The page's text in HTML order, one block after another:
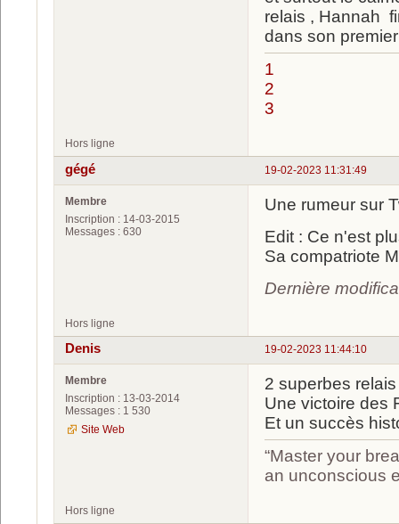
relais , Hannah
dans son
1
2
3
Hors ligne
19-02-2023 11:31:49
gégé
Membre
Inscription : 14-03-2015
Messages : 630
Une rumeur sur
Edit : Ce n'est
Sa compatriote
Dernière
Hors ligne
19-02-2023 11:44:10
Denis
Membre
Inscription : 13-03-2014
Messages : 1 530
Site Web
2 superbes
Une victoire des
Et un succès
“Master your
an unconscious
Hors ligne